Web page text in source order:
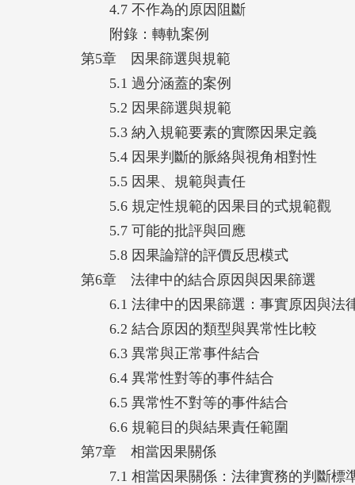
4.7 不作為的原因阻斷
附錄：轉軌案例
第5章 因果篩選與規範
5.1 過分涵蓋的案例
5.2 因果篩選與規範
5.3 納入規範要素的實際因果定義
5.4 因果判斷的脈絡與視角相對性
5.5 因果、規範與責任
5.6 規定性規範的因果目的式規範觀
5.7 可能的批評與回應
5.8 因果論辯的評價反思模式
第6章 法律中的結合原因與因果篩選
6.1 法律中的因果篩選：事實原因與法
6.2 結合原因的類型與異常性比較
6.3 異常與正常事件結合
6.4 異常性對等的事件結合
6.5 異常性不對等的事件結合
6.6 規範目的與結果責任範圍
第7章 相當因果關係
7.1 相當因果關係：法律實務的判斷標